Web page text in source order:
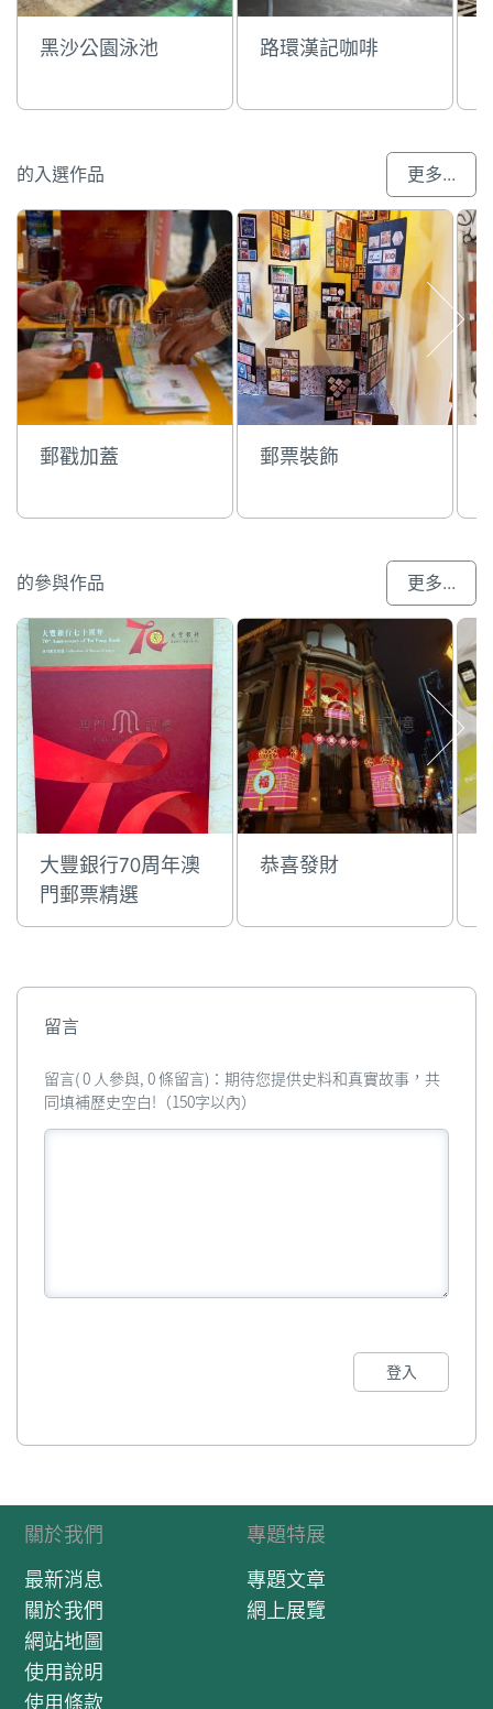
黑沙公園泳池 路環漢記咖啡
的入選作品 更多...
郵戳加蓋 郵票裝飾
的參與作品 更多...
大豐銀行70周年澳
門郵票精選
恭喜發財
留言
留言( 0 人參與, 0 條留言)：期待您提供史料和真實故事，共
同填補歷史空白!（150字以內）
登入
關於我們
最新消息
關於我們
網站地圖
使用說明
使用條款
專題特展
專題文章
網上展覽